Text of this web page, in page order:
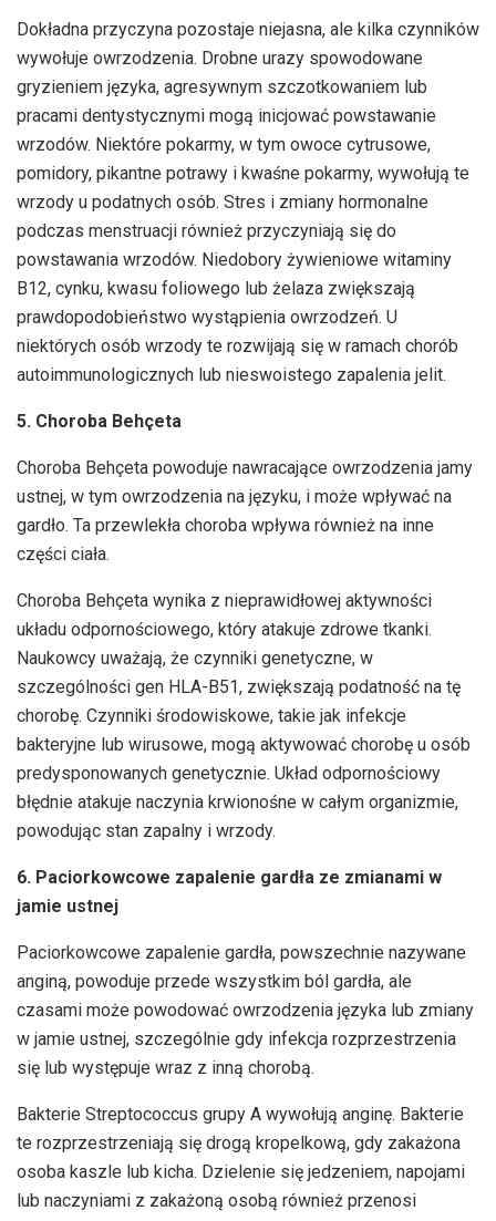
Dokładna przyczyna pozostaje niejasna, ale kilka czynników
wywołuje owrzodzenia. Drobne urazy spowodowane
gryzieniem języka, agresywnym szczotkowaniem lub
pracami dentystycznymi mogą inicjować powstawanie
wrzodów. Niektóre pokarmy, w tym owoce cytrusowe,
pomidory, pikantne potrawy i kwaśne pokarmy, wywołują te
wrzody u podatnych osób. Stres i zmiany hormonalne
podczas menstruacji również przyczyniają się do
powstawania wrzodów. Niedobory żywieniowe witaminy
B12, cynku, kwasu foliowego lub żelaza zwiększają
prawdopodobieństwo wystąpienia owrzodzeń. U
niektórych osób wrzody te rozwijają się w ramach chorób
autoimmunologicznych lub nieswoistego zapalenia jelit.
5. Choroba Behçeta
Choroba Behçeta powoduje nawracające owrzodzenia jamy
ustnej, w tym owrzodzenia na języku, i może wpływać na
gardło. Ta przewlekła choroba wpływa również na inne
części ciała.
Choroba Behçeta wynika z nieprawidłowej aktywności
układu odpornościowego, który atakuje zdrowe tkanki.
Naukowcy uważają, że czynniki genetyczne, w
szczególności gen HLA-B51, zwiększają podatność na tę
chorobę. Czynniki środowiskowe, takie jak infekcje
bakteryjne lub wirusowe, mogą aktywować chorobę u osób
predysponowanych genetycznie. Układ odpornościowy
błędnie atakuje naczynia krwionośne w całym organizmie,
powodując stan zapalny i wrzody.
6. Paciorkowcowe zapalenie gardła ze zmianami w
jamie ustnej
Paciorkowcowe zapalenie gardła, powszechnie nazywane
anginą, powoduje przede wszystkim ból gardła, ale
czasami może powodować owrzodzenia języka lub zmiany
w jamie ustnej, szczególnie gdy infekcja rozprzestrzenia
się lub występuje wraz z inną chorobą.
Bakterie Streptococcus grupy A wywołują anginę. Bakterie
te rozprzestrzeniają się drogą kropelkową, gdy zakażona
osoba kaszle lub kicha. Dzielenie się jedzeniem, napojami
lub naczyniami z zakażoną osobą również przenosi